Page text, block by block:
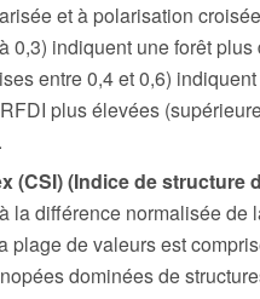
et à polarisation
0,3) indiquent une forêt
entre 0,4 et 0,6)
plus élevées
(CSI) (Indice de structure
la différence normalisée de
plage de valeurs est
dominées de